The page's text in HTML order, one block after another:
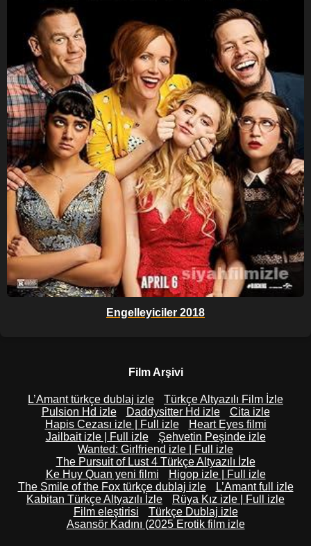
Engelleyiciler 2018
Film Arşivi
L’Amant türkçe dublaj izle
Türkçe Altyazılı Film İzle
Pulsion Hd izle
Daddysitter Hd izle
Cita izle
Hapis Cezası izle | Full izle
Heart Eyes filmi
Jailbait izle | Full izle
Şehvetin Peşinde izle
Wanted: Girlfriend izle | Full izle
The Pursuit of Lust 4 Türkçe Altyazılı İzle
Ke Huy Quan yeni filmi
Higop izle | Full izle
The Smile of the Fox türkçe dublaj izle
L’Amant full izle
Kabitan Türkçe Altyazılı İzle
Rüya Kız izle | Full izle
Film eleştirisi
Türkçe Dublaj izle
Asansör Kadını (2025 Erotik film izle